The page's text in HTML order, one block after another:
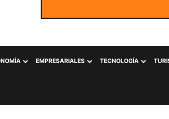
EMPRESARIALES TECNOLOGÍA